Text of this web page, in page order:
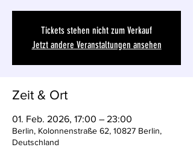
Tickets stehen nicht zum Verkauf
Jetzt andere Veranstaltungen ansehen
Zeit & Ort
01. Feb. 2026, 17:00 – 23:00
Berlin, Kolonnenstraße 62, 10827 Berlin,
Deutschland